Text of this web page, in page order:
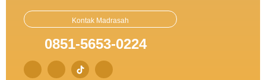
Kontak Madrasah
0851-5653-0224